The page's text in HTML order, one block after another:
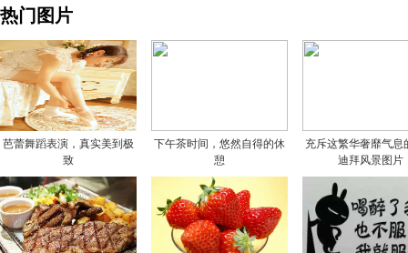
热门图片
芭蕾舞蹈表演，真实美到极
致
下午茶时间，悠然自得的休
憩
充斥这繁华奢靡气息
迪拜风景图片